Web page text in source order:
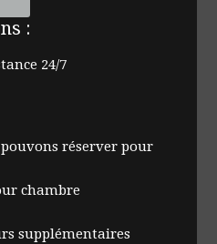
:
24/7
réserver pour
chambre
supplémentaires